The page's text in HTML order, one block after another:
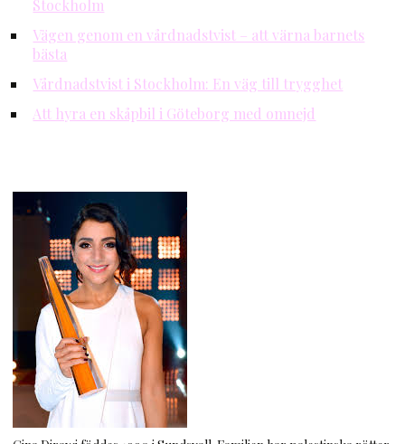
Stockholm
Vägen genom en vårdnadstvist – att värna barnets
bästa
Vårdnadstvist i Stockholm: En väg till trygghet
Att hyra en skåpbil i Göteborg med omnejd